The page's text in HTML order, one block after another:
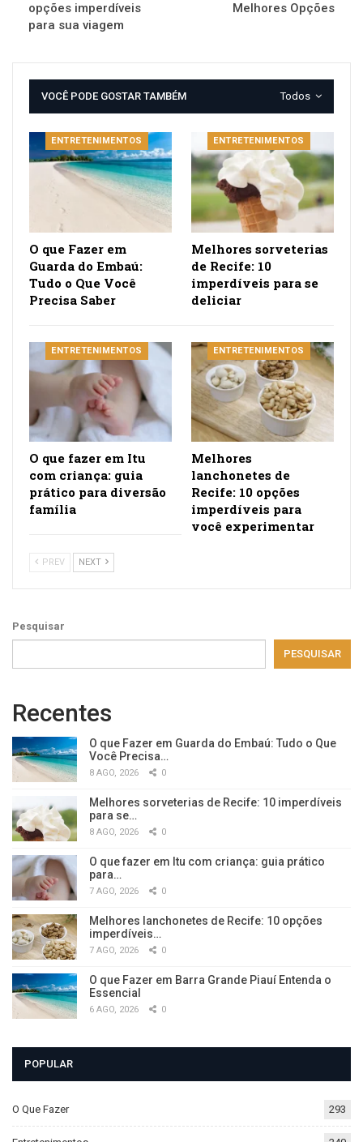
opções imperdíveis
para sua viagem
Melhores Opções
Todos
VOCÊ PODE GOSTAR TAMBÉM
ENTRETENIMENTOS
O que Fazer em
Guarda do Embaú:
Tudo o Que Você
Precisa Saber
ENTRETENIMENTOS
Melhores sorveterias
de Recife: 10
imperdíveis para se
deliciar
ENTRETENIMENTOS
O que fazer em Itu
com criança: guia
prático para diversão
família
ENTRETENIMENTOS
Melhores
lanchonetes de
Recife: 10 opções
imperdíveis para
você experimentar
PREV NEXT
Pesquisar
PESQUISAR
Recentes
O que Fazer em Guarda do Embaú: Tudo o Que
Você Precisa…
8 AGO, 2026 0
Melhores sorveterias de Recife: 10 imperdíveis
para se…
8 AGO, 2026 0
O que fazer em Itu com criança: guia prático
para…
7 AGO, 2026 0
Melhores lanchonetes de Recife: 10 opções
imperdíveis…
7 AGO, 2026 0
O que Fazer em Barra Grande Piauí Entenda o
Essencial
6 AGO, 2026 0
POPULAR
O Que Fazer 293